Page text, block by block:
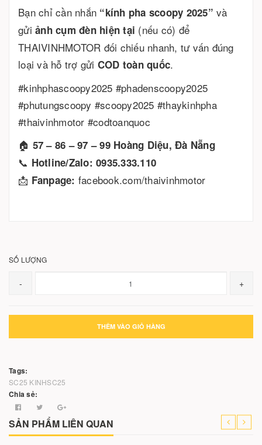
Bạn chỉ cần nhắn “kính pha scoopy 2025” và
gửi ảnh cụm đèn hiện tại (nếu có) để
THAIVINHMOTOR đối chiếu nhanh, tư vấn đúng
loại và hỗ trợ gửi COD toàn quốc.
#kinhphascoopy2025 #phadenscoopy2025
#phutungsc​oopy #scoopy2025 #thaykinhpha
#thaivinhmotor #codtoanquoc
🏠 57 – 86 – 97 – 99 Hoàng Diệu, Đà Nẵng
📞 Hotline/Zalo: 0935.333.110
📩 Fanpage: facebook.com/thaivinhmotor
SỐ LƯỢNG
- +
THÊM VÀO GIỎ HÀNG
Tags:
SC25 KINHSC25
Chia sẻ:
SẢN PHẨM LIÊN QUAN